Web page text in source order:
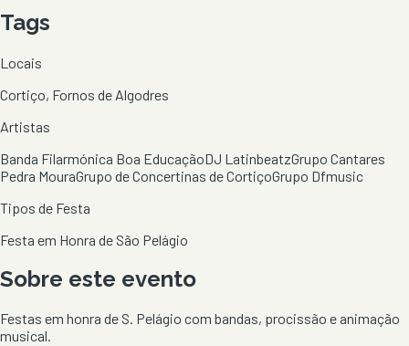
Tags
Locais
Cortiço, Fornos de Algodres
Artistas
Banda Filarmónica Boa EducaçãoDJ LatinbeatzGrupo Cantares
Pedra MouraGrupo de Concertinas de CortiçoGrupo Dfmusic
Tipos de Festa
Festa em Honra de São Pelágio
Sobre este evento
Festas em honra de S. Pelágio com bandas, procissão e animação
musical.